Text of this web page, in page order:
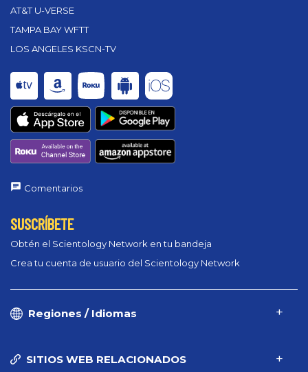
AT&T U-VERSE
TAMPA BAY WFTT
LOS ANGELES KSCN-TV
Comentarios
SUSCRÍBETE
Obtén el Scientology Network en tu bandeja
Crea tu cuenta de usuario del Scientology Network
Regiones / Idiomas
SITIOS WEB RELACIONADOS